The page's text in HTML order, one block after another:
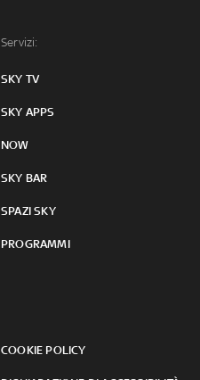
Servizi:
SKY TV
SKY APPS
NOW
SKY BAR
SPAZI SKY
PROGRAMMI
COOKIE POLICY